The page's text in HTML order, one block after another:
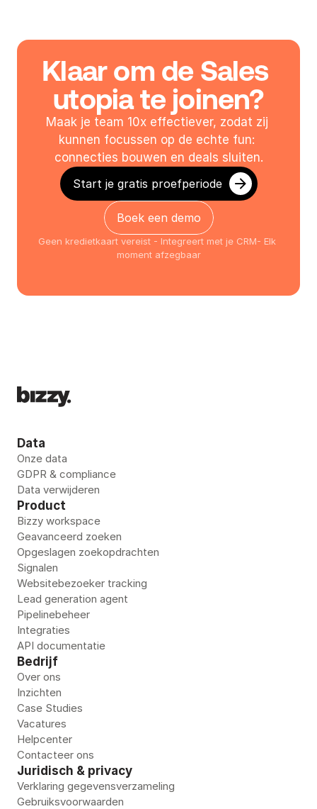
Klaar om de Sales
utopia te joinen?
Maak je team 10x effectiever, zodat zij
kunnen focussen op de echte fun:
connecties bouwen en deals sluiten.
Start je gratis proefperiode
Boek een demo
Geen kredietkaart vereist - Integreert met je CRM- Elk
moment afzegbaar
Data
Onze data
GDPR & compliance
Data verwijderen
Product
Bizzy workspace
Geavanceerd zoeken
Opgeslagen zoekopdrachten
Signalen
Websitebezoeker tracking
Lead generation agent
Pipelinebeheer
Integraties
API documentatie
Bedrijf
Over ons
Inzichten
Case Studies
Vacatures
Helpcenter
Contacteer ons
Juridisch & privacy
Verklaring gegevensverzameling
Gebruiksvoorwaarden